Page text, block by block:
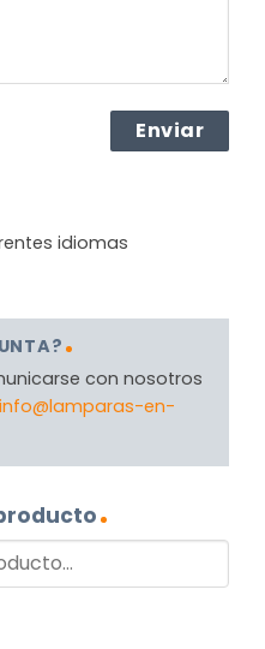
idiomas
con nosotros
info@lamparas-en-